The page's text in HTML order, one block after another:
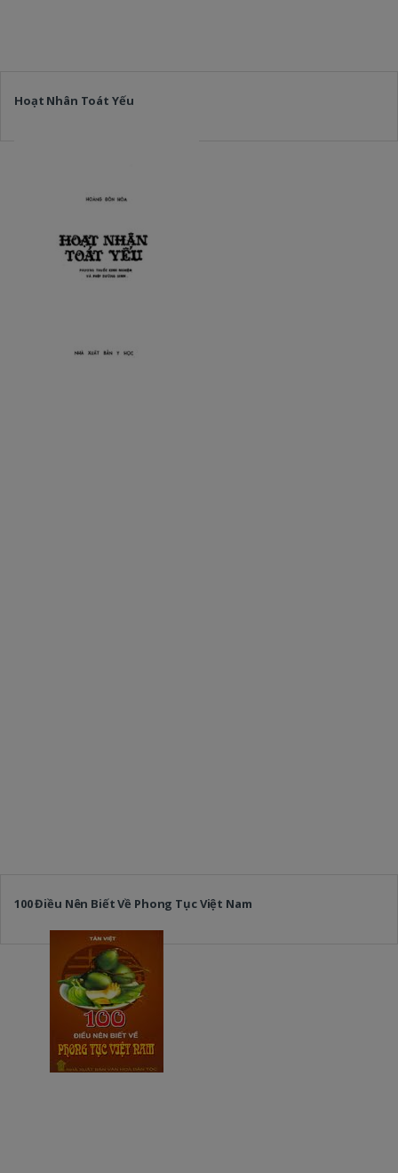
Hoạt Nhân Toát Yếu
100 Điều Nên Biết Về Phong Tục Việt Nam